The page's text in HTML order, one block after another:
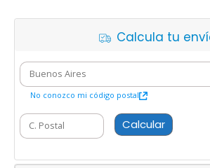
Calcula tu
No conozco mi código postal
Calcular